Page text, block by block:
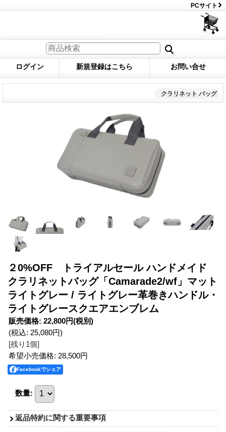
PCサイト
ログイン 新規登録はこちら お問い合せ
クラリネット バッグ
２0%OFF トライアルセール ハンドメイド
クラリネットバッグ「Camarade2/wf」マット
ライトグレー / ライトグレー革巻きハンドル・
ライトグレースクエアエンブレム
販売価格: 22,800円(税別)
(税込: 25,080円)
[残り1個]
希望小売価格: 28,500円
Facebookでシェア
数量:
返品特約に関する重要事項